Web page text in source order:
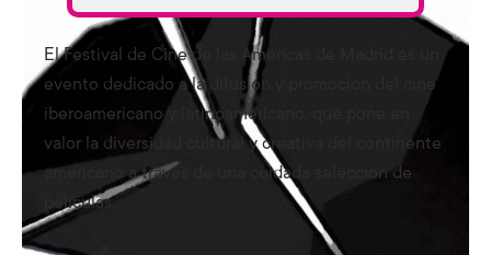
El Festival de Cine de las Américas de Madrid es un
evento dedicado a la difusión y promoción del cine
iberoamericano y latinoamericano, que pone en
valor la diversidad cultural y creativa del continente
americano a través de una cuidada selección de
películas.